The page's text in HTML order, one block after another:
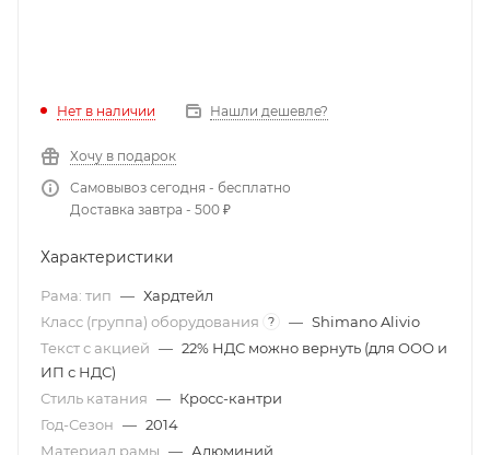
Нет в наличии Нашли дешевле?
Хочу в подарок
Самовывоз сегодня - бесплатно
Доставка завтра - 500 ₽
Характеристики
Рама: тип — Хардтейл
Класс (группа) оборудования
? — Shimano Alivio
Текст с акцией — 22% НДС можно вернуть (для ООО и
ИП с НДС)
Стиль катания — Кросс-кантри
Год-Сезон — 2014
Материал рамы — Алюминий